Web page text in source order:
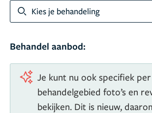
Kies je behandeling
Behandel aanbod:
Je kunt nu ook specifiek per
behandelgebied foto’s en
bekijken. Dit is nieuw,